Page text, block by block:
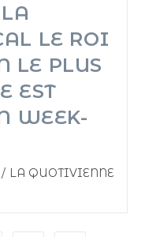
LE ROI
LE PLUS
EST
WEEK-
/ LA QUOTIVIENNE